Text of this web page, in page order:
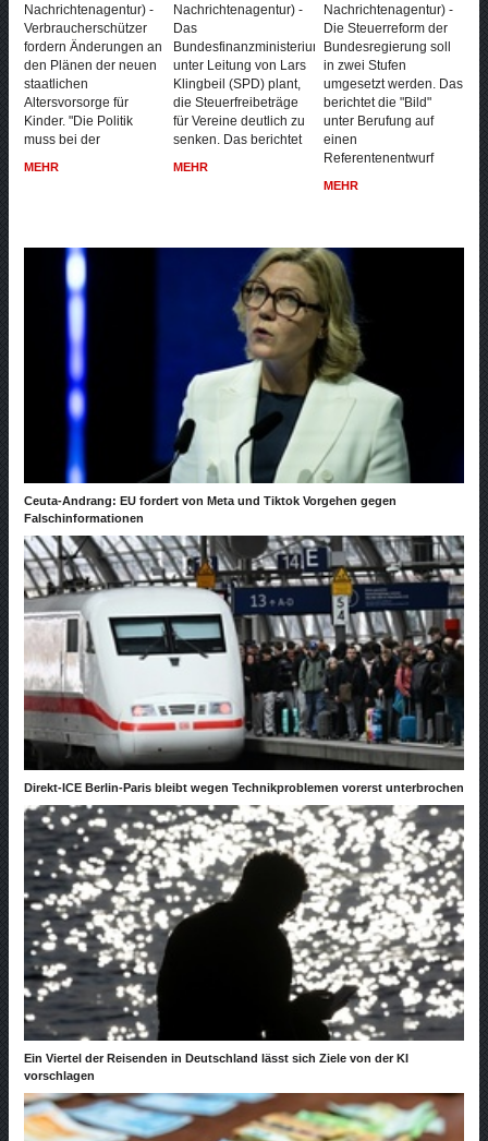
Nachrichtenagentur) -
Verbraucherschützer
fordern Änderungen an
den Plänen der neuen
staatlichen
Altersvorsorge für
Kinder. "Die Politik
muss bei der
MEHR
Nachrichtenagentur) -
Das
Bundesfinanzministerium
unter Leitung von Lars
Klingbeil (SPD) plant,
die Steuerfreibeträge
für Vereine deutlich zu
senken. Das berichtet
MEHR
Nachrichtenagentur) -
Die Steuerreform der
Bundesregierung soll
in zwei Stufen
umgesetzt werden. Das
berichtet die "Bild"
unter Berufung auf
einen
Referentenentwurf
MEHR
Ceuta-Andrang: EU fordert von Meta und Tiktok Vorgehen gegen
Falschinformationen
Direkt-ICE Berlin-Paris bleibt wegen Technikproblemen vorerst unterbrochen
Ein Viertel der Reisenden in Deutschland lässt sich Ziele von der KI
vorschlagen